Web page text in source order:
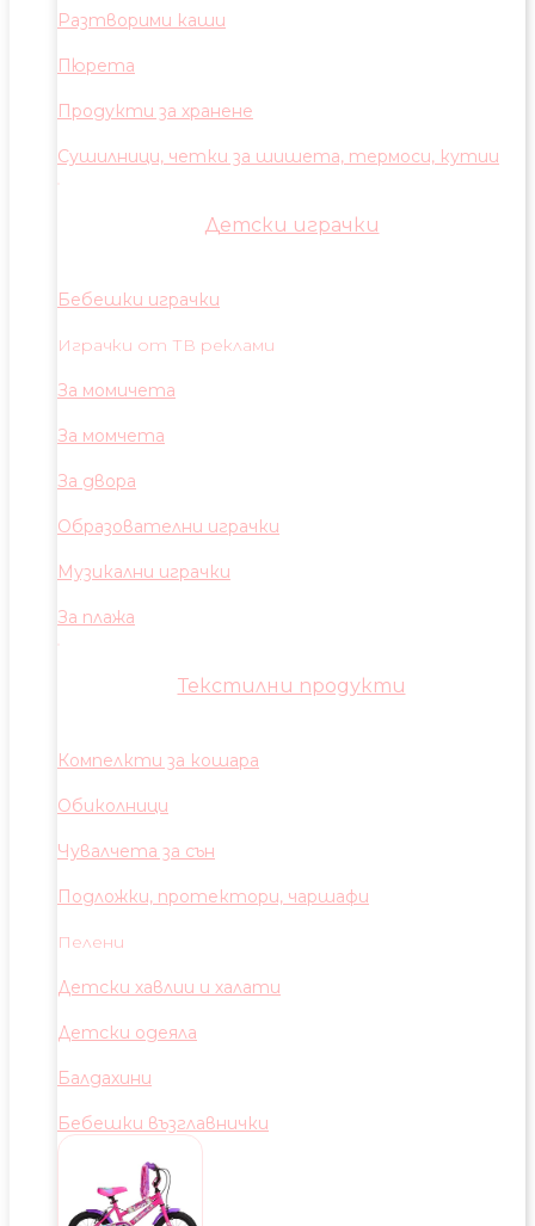
Разтворими каши
Пюрета
Продукти за хранене
Сушилници, четки за шишета, термоси, кутии
Детски играчки
Бебешки играчки
Играчки от ТВ реклами
За момичета
За момчета
За двора
Образователни играчки
Музикални играчки
За плажа
Текстилни продукти
Компелкти за кошара
Обиколници
Чувалчета за сън
Подложки, протектори, чаршафи
Пелени
Детски хавлии и халати
Детски одеяла
Балдахини
Бебешки възглавнички